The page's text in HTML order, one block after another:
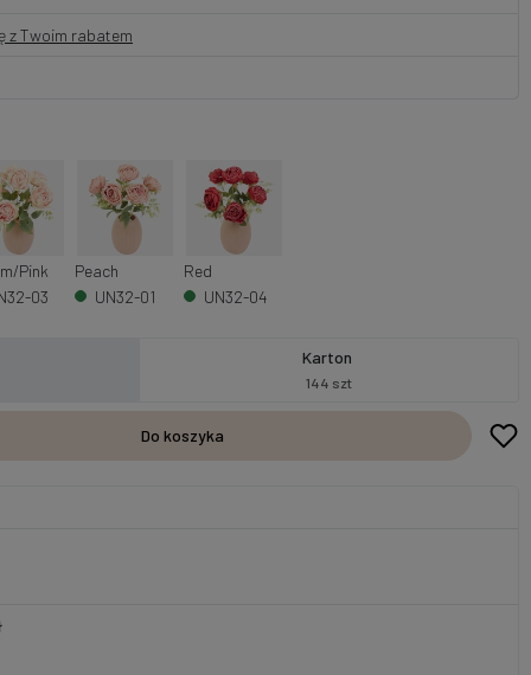
z Twoim rabatem
Pink
03
Peach
UN32-01
Red
UN32-04
Karton
144 szt
Do koszyka